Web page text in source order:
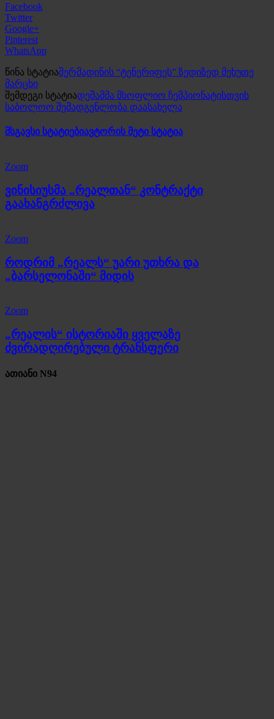
Facebook
Twitter
Google+
Pinterest
WhatsApp
წინა სტატიაშერმადინის “ტენერიფეს” ზედიზედ მეხუთე
მარცხი
შემდეგი სტატიადეშამმა მსოფლიო ჩემპიონატისთვის
საბოლოო შემადგენლობა დაასახელა
მსგავსი სტატიებიავტორის მეტი სტატია
Zoom
ვინისიუსმა „რეალთან“ კონტრაქტი
გაახანგრძლივა
Zoom
როდრიმ „რეალს“ უარი უთხრა და
„ბარსელონაში“ მიდის
Zoom
„რეალის“ ისტორიაში ყველაზე
ძვირადღირებული ტრანსფერი
ათიანი N94